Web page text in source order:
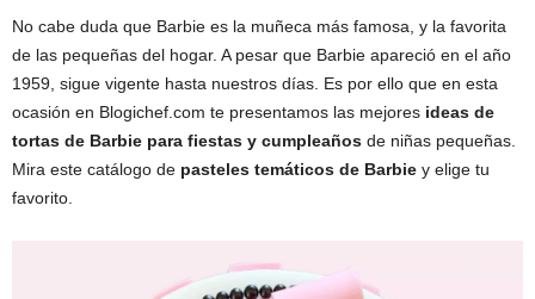
No cabe duda que Barbie es la muñeca más famosa, y la favorita
de las pequeñas del hogar. A pesar que Barbie apareció en el año
1959, sigue vigente hasta nuestros días. Es por ello que en esta
ocasión en Blogichef.com te presentamos las mejores ideas de
tortas de Barbie para fiestas y cumpleaños de niñas pequeñas.
Mira este catálogo de pasteles temáticos de Barbie y elige tu
favorito.